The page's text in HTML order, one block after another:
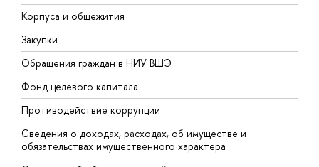
Корпуса и общежития
Закупки
Обращения граждан в НИУ ВШЭ
Фонд целевого капитала
Противодействие коррупции
Сведения о доходах, расходах, об имуществе и
обязательствах имущественного характера